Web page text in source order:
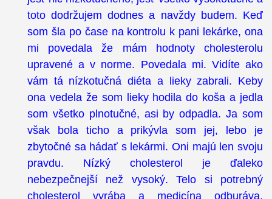
toto dodržujem dodnes a navždy budem. Keď
som šla po čase na kontrolu k pani lekárke, ona
mi povedala že mám hodnoty cholesterolu
upravené a v norme. Povedala mi. Vidíte ako
vám tá nízkotučná diéta a lieky zabrali. Keby
ona vedela že som lieky hodila do koša a jedla
som všetko plnotučné, asi by odpadla. Ja som
však bola ticho a prikývla som jej, lebo je
zbytočné sa hádať s lekármi. Oni majú len svoju
pravdu. Nízký cholesterol je ďaleko
nebezpečnejší než vysoký. Telo si potrebný
cholesterol vyrába a medicína odburáva,